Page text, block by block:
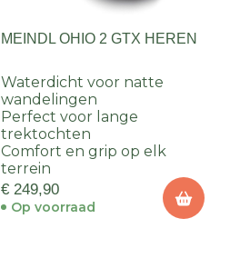
MEINDL OHIO 2 GTX HEREN
Waterdicht voor natte
wandelingen
Perfect voor lange
trektochten
Comfort en grip op elk
terrein
€ 249,90
Op voorraad